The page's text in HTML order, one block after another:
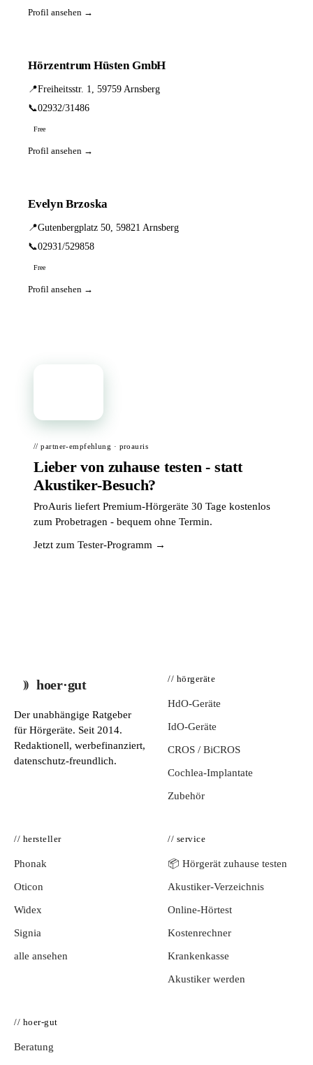
Profil ansehen →
Hörzentrum Hüsten GmbH
📍Freiheitsstr. 1, 59759 Arnsberg
📞02932/31486
Free
Profil ansehen →
Evelyn Brzoska
📍Gutenbergplatz 50, 59821 Arnsberg
📞02931/529858
Free
Profil ansehen →
// partner-empfehlung · proauris
Lieber von zuhause testen - statt
Akustiker-Besuch?
ProAuris liefert Premium-Hörgeräte 30 Tage kostenlos
zum Probetragen - bequem ohne Termin.
Jetzt zum Tester-Programm →
hoer·gut
Der unabhängige Ratgeber
für Hörgeräte. Seit 2014.
Redaktionell, werbefinanziert,
datenschutz-freundlich.
// hörgeräte
HdO-Geräte
IdO-Geräte
CROS / BiCROS
Cochlea-Implantate
Zubehör
// hersteller
Phonak
Oticon
Widex
Signia
alle ansehen
// service
📦 Hörgerät zuhause testen
Akustiker-Verzeichnis
Online-Hörtest
Kostenrechner
Krankenkasse
Akustiker werden
// hoer-gut
Beratung